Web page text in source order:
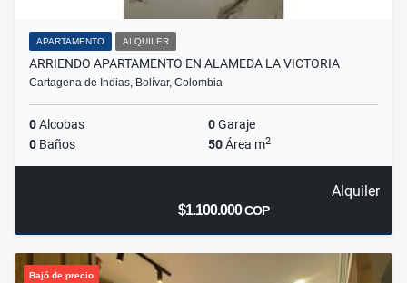
APARTAMENTO ALQUILER
ARRIENDO APARTAMENTO EN ALAMEDA LA VICTORIA
Cartagena de Indias, Bolívar, Colombia
0Alcobas 0Garaje
0 Baños 50Área m2
Alquiler
$1.100.000COP
Bajó de precio